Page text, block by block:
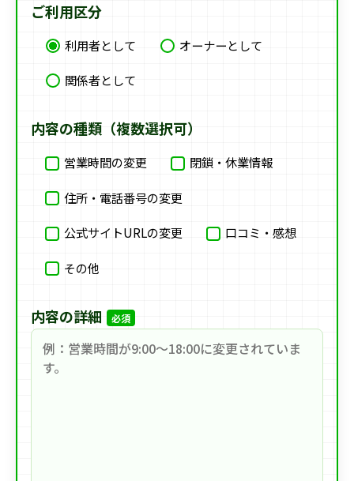
ご利用区分
利用者として
オーナーとして
関係者として
内容の種類（複数選択可）
営業時間の変更 閉鎖・休業情報
住所・電話番号の変更
公式サイトURLの変更 口コミ・感想
その他
内容の詳細 必須